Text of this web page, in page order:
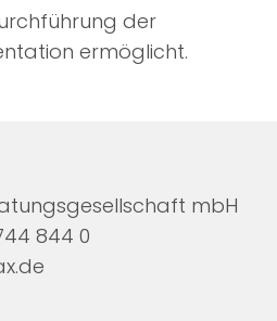
der
ermöglicht.
mbH
844 0